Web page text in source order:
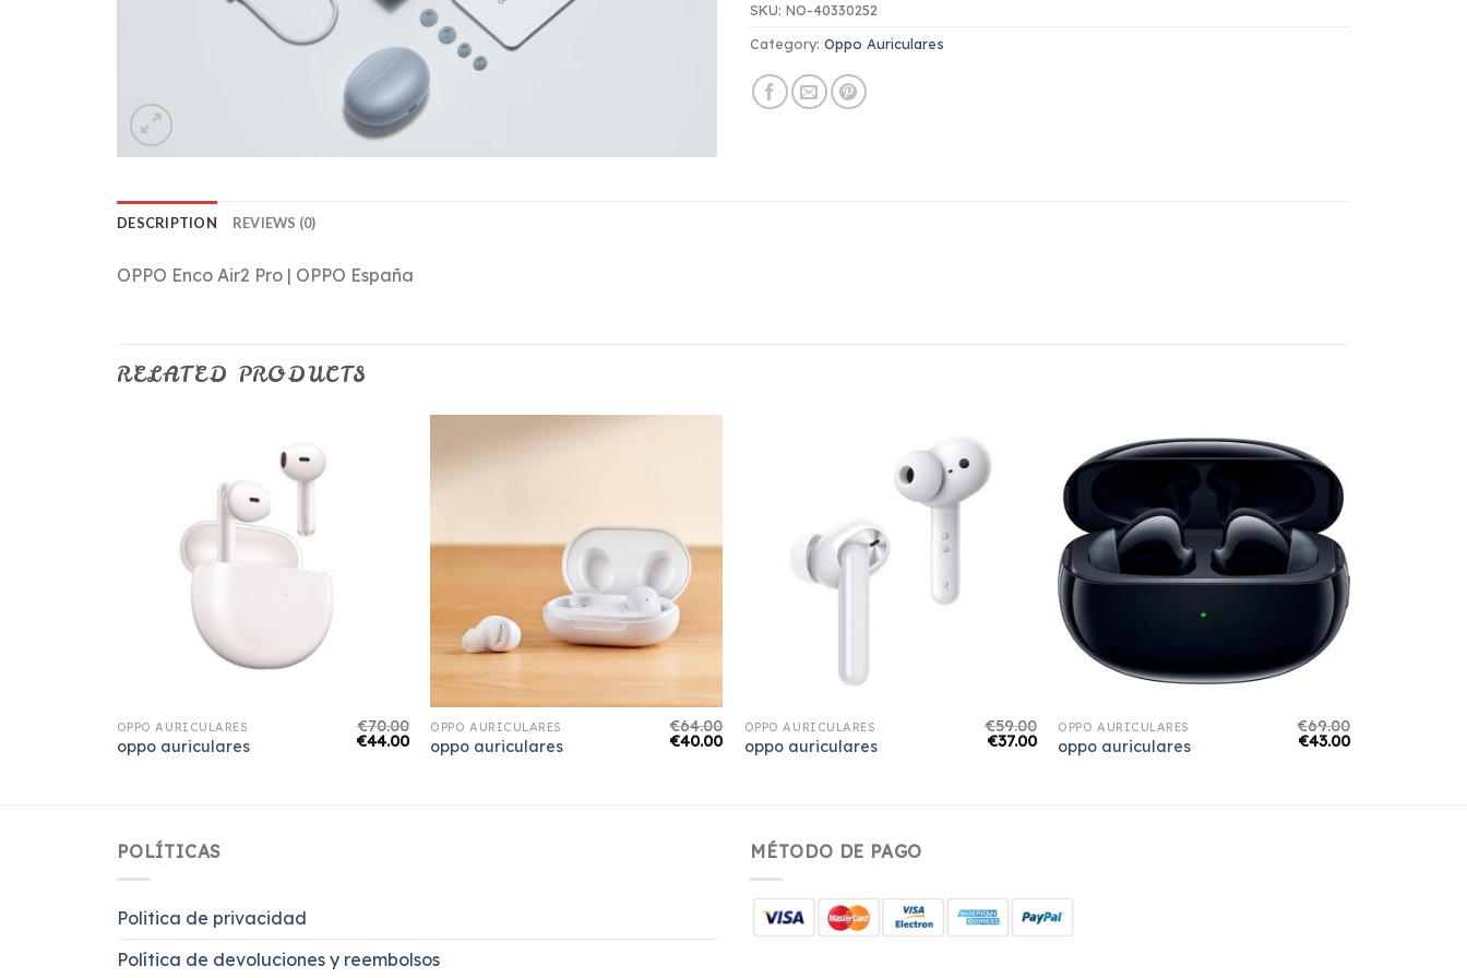
SKU: NO-40330252
Category: Oppo Auriculares
DESCRIPTION REVIEWS (0)
OPPO Enco Air2 Pro | OPPO España
RELATED PRODUCTS
OPPO AURICULARES
oppo auriculares
€70.00
€44.00
OPPO AURICULARES
oppo auriculares
€64.00
€40.00
OPPO AURICULARES
oppo auriculares
€59.00
€37.00
OPPO AURICULARES
oppo auriculares
€69.00
€43.00
POLÍTICAS
Politica de privacidad
Política de devoluciones y reembolsos
MÉTODO DE PAGO